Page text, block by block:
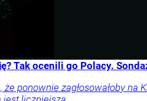
Tak ocenili go Polacy.
ponownie zagłosowałoby